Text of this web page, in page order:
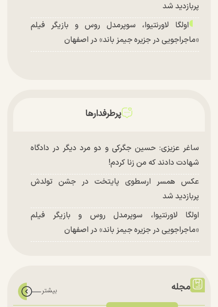
پربازدید شد
اولگا لاورنتیوا، سوپرمدل روس و بازیگر فیلم
«ماجراجویی در جزیره جیمز باند» در اصفهان
پرطرفدارها
ساغر عزیزی: حسین جگرکی و دو مرد دیگر در دادگاه
شهادت دادند که من زنا کردم!
عکس همسر ارسطوی پایتخت در جشن تولدش
پربازدید شد
اولگا لاورنتیوا، سوپرمدل روس و بازیگر فیلم
«ماجراجویی در جزیره جیمز باند» در اصفهان
مجله